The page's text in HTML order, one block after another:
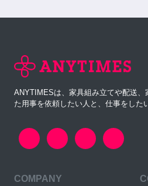
ANYTIMESは、家具組み立てや配送、
た用事を依頼したい人と、仕事をした
COMPANY